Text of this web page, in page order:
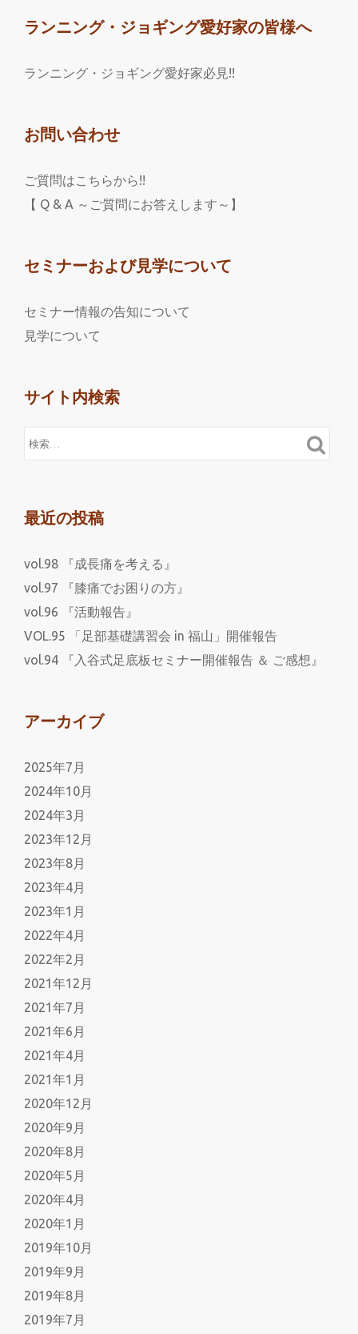
ランニング・ジョギング愛好家の皆様へ
ランニング・ジョギング愛好家必見!!
お問い合わせ
ご質問はこちらから!!
【 Q & A ～ご質問にお答えします～】
セミナーおよび見学について
セミナー情報の告知について
見学について
サイト内検索
最近の投稿
vol.98 『成長痛を考える』
vol.97 『膝痛でお困りの方』
vol.96 『活動報告』
VOL.95 「足部基礎講習会 in 福山」開催報告
vol.94 『入谷式足底板セミナー開催報告 ＆ ご感想』
アーカイブ
2025年7月
2024年10月
2024年3月
2023年12月
2023年8月
2023年4月
2023年1月
2022年4月
2022年2月
2021年12月
2021年7月
2021年6月
2021年4月
2021年1月
2020年12月
2020年9月
2020年8月
2020年5月
2020年4月
2020年1月
2019年10月
2019年9月
2019年8月
2019年7月